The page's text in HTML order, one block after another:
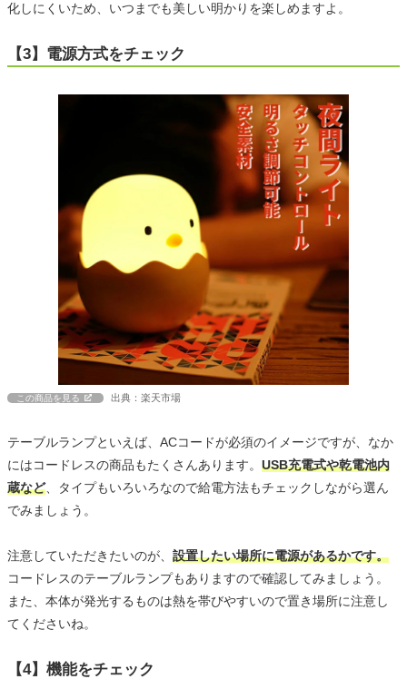
化しにくいため、いつまでも美しい明かりを楽しめますよ。
【3】電源方式をチェック
この商品を見る 出典：楽天市場
テーブルランプといえば、ACコードが必須のイメージですが、なか
にはコードレスの商品もたくさんあります。 USB充電式や乾電池内
蔵など、タイプもいろいろなので給電方法もチェックしながら選ん
でみましょう。
注意していただきたいのが、 設置したい場所に電源があるかです。
コードレスのテーブルランプもありますので確認してみましょう。
また、本体が発光するものは熱を帯びやすいので置き場所に注意し
てくださいね。
【4】機能をチェック